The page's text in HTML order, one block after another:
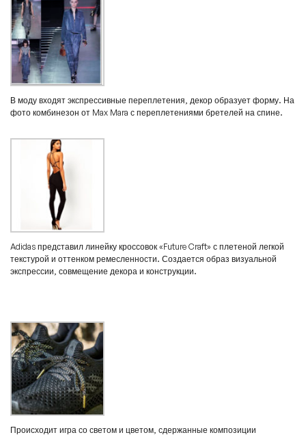
В моду входят экспрессивные переплетения, декор образует форму. На
фото комбинезон от Max Mara с переплетениями бретелей на спине.
Adidas представил линейку кроссовок «Future Craft» с плетеной легкой
текстурой и оттенком ремесленности. Создается образ визуальной
экспрессии, совмещение декора и конструкции.
Происходит игра со светом и цветом, сдержанные композиции